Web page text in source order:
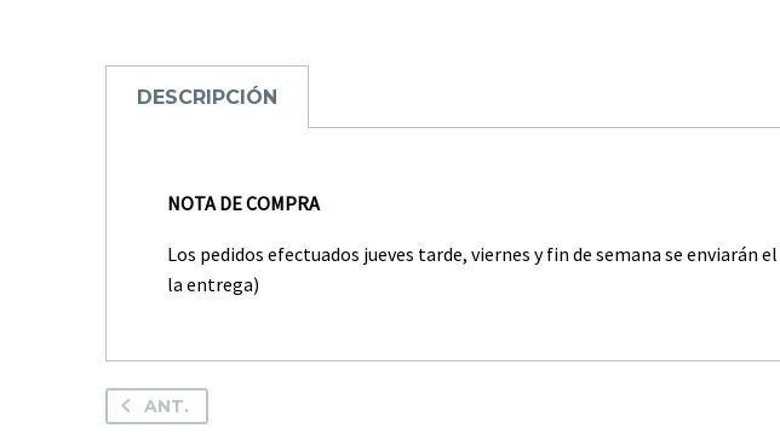
DESCRIPCIÓN
NOTA DE COMPRA
Los pedidos efectuados jueves tarde, viernes y fin de semana se
la entrega)
ANT.